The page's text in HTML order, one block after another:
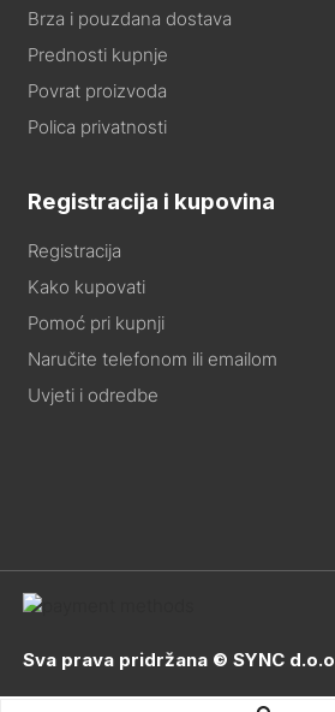
Brza i pouzdana dostava
Prednosti kupnje
Povrat proizvoda
Polica privatnosti
Registracija i kupovina
Registracija
Kako kupovati
Pomoć pri kupnji
Naručite telefonom ili emailom
Uvjeti i odredbe
Sva prava pridržana © SYNC d.o.o